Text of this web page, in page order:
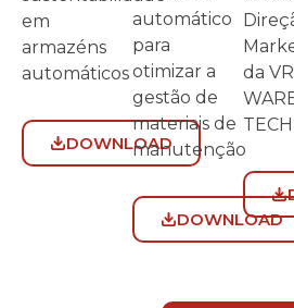
em
armazéns
automáticos
DOWNLOAD
automático
para
otimizar a
gestão de
materiais de
manutenção
DOWNLOAD
da